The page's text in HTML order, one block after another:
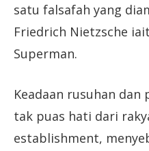
satu falsafah yang
Friedrich Nietzsche
Superman.
Keadaan rusuhan
tak puas hati dari
establishment,